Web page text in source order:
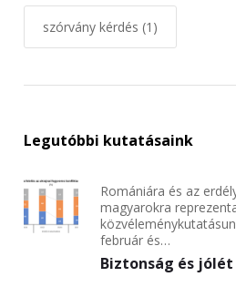
szórvány kérdés (1)
Legutóbbi kutatásaink
Biztonság és jólét
Romániára és az
magyarokra
február és…